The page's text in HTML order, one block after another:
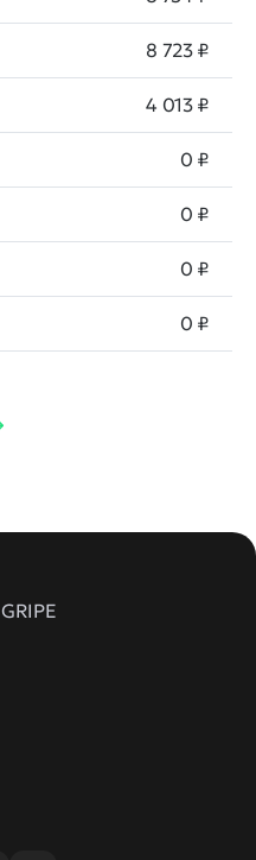
8 723 ₽
4 013 ₽
0 ₽
0 ₽
0 ₽
0 ₽
GRIPE